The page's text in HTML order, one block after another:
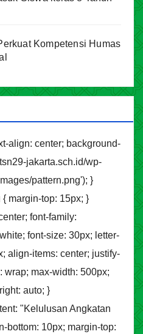
Kompetensi Humas
align: center; background-
jakarta.sch.id/wp-
pattern.png'); }
margin-top: 15px; }
font-family:
font-size: 30px; letter-
align-items: center; justify-
wrap; max-width: 500px;
auto; }
"Kelulusan Angkatan
bottom: 10px; margin-top: